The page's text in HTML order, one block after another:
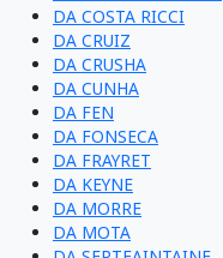
DA COSTA RICCI
DA CRUIZ
DA CRUSHA
DA CUNHA
DA FEN
DA FONSECA
DA FRAYRET
DA KEYNE
DA MORRE
DA MOTA